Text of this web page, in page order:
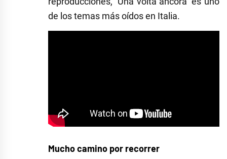
de los temas más oídos en Italia.
Mucho camino por recorrer